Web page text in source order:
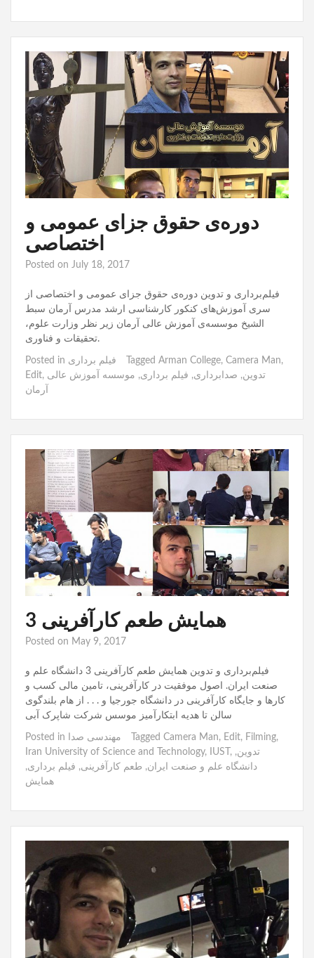
دوره‌ی حقوق جزای عمومی و
اختصاصی
Posted on July 18, 2017
فیلم‌برداری و تدوین دوره‌ی حقوق جزای عمومی و اختصاصی از
سری آموزش‌های کنکور کارشناسی ارشد مدرس آرمان سبط‌‌
الشیخ موسسه‌ی آموزش عالی آرمان زیر نظر وزارت علوم،
تحقیقات و فناوری.
Posted in فیلم برداری Tagged Arman College, Camera Man,
Edit, تدوین, صدابرداری, فیلم برداری, موسسه آموزش عالی
آرمان
همایش طعم کارآفرینی 3
Posted on May 9, 2017
فیلم‌برداری و تدوین همایش طعم کارآفرینی 3 دانشگاه علم و
صنعت ایران. اصول موفقیت در کارآفرینی، تامین مالی کسب و
کارها و جایگاه کارآفرینی در دانشگاه جورجیا و . . . از هام بلندگوی
سالن تا هدیه ابتکارآمیز موسس شرکت شاپرک آبی
Posted in مهندسی صدا Tagged Camera Man, Edit, Filming,
Iran University of Science and Technology, IUST , تدوین,
دانشگاه علم و صنعت ایران, طعم کارآفرینی, فیلم برداری,
همایش